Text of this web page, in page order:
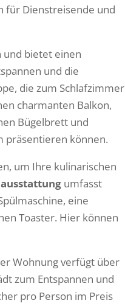
für Dienstreisende und
und bietet einen
und die
die zum Schlafzimmer
charmanten Balkon,
Bügelbrett und
präsentieren können.
um Ihre kulinarischen
umfasst
eine
Toaster. Hier können
Wohnung verfügt über
zum Entspannen und
pro Person im Preis